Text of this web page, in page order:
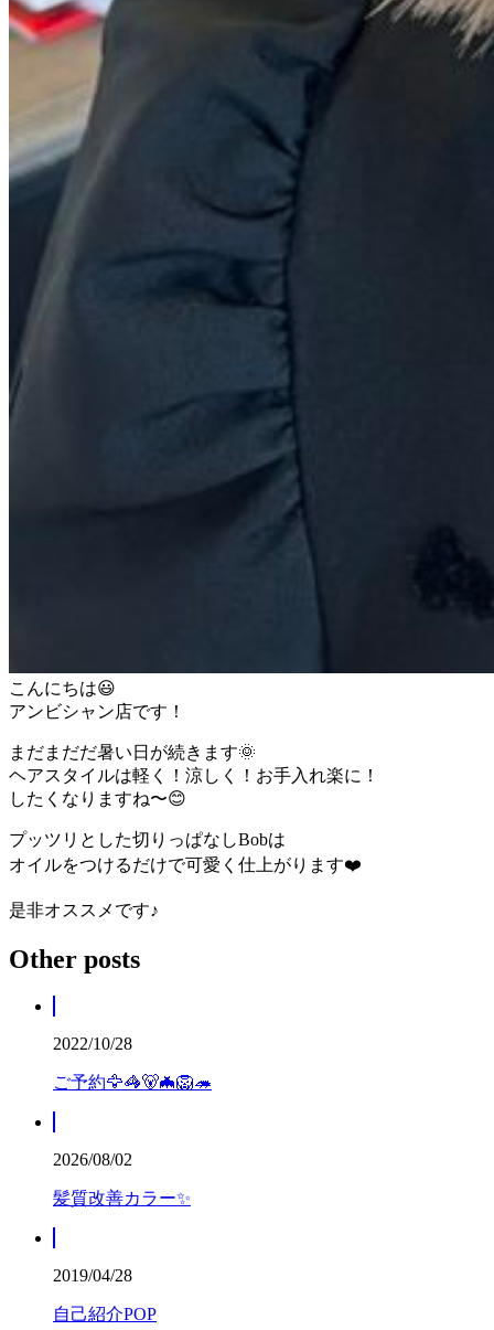
こんにちは😃
アンビシャン店です！
まだまだだ暑い日が続きます🌞
ヘアスタイルは軽く！涼しく！お手入れ楽に！
したくなりますね〜😊
プッツリとした切りっぱなしBobは
オイルをつけるだけで可愛く仕上がります❤️
是非オススメです♪
Other posts
2022/10/28
ご予約🦅🦓🐻🦇🦁🦔
2026/08/02
髪質改善カラー✨
2019/04/28
自己紹介POP